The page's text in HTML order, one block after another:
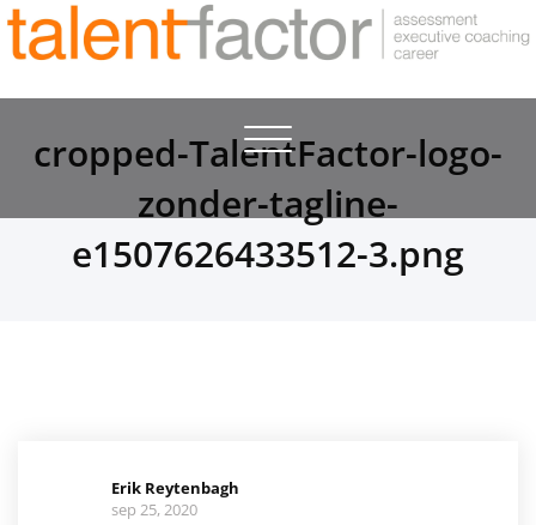
Toggle
navigation
cropped-TalentFactor-logo-
zonder-tagline-
e1507626433512-3.png
Erik Reytenbagh
sep 25, 2020